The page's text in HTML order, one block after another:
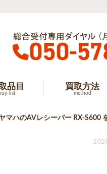
品目
buy-list
買取方法
method
マハのAVレシーバー RX-S600